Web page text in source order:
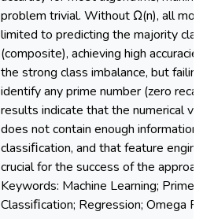
problem trivial. Without Ω(n), all
limited to predicting the majority
(composite), achieving high
the strong class imbalance, but
identify any prime number (zero
results indicate that the numerical
does not contain enough information
classiﬁcation, and that feature
crucial for the success of the
Keywords: Machine Learning; Prime
Classiﬁcation; Regression; Omega